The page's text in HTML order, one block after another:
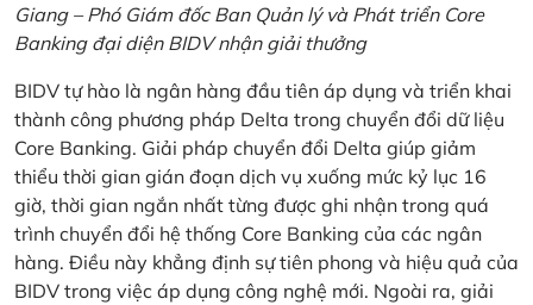
Giang – Phó Giám đốc Ban Quản lý và Phát triển Core
Banking đại diện BIDV nhận giải thưởng
BIDV tự hào là ngân hàng đầu tiên áp dụng và triển khai
thành công phương pháp Delta trong chuyển đổi dữ liệu
Core Banking. Giải pháp chuyển đổi Delta giúp giảm
thiểu thời gian gián đoạn dịch vụ xuống mức kỷ lục 16
giờ, thời gian ngắn nhất từng được ghi nhận trong quá
trình chuyển đổi hệ thống Core Banking của các ngân
hàng. Điều này khẳng định sự tiên phong và hiệu quả của
BIDV trong việc áp dụng công nghệ mới. Ngoài ra, giải